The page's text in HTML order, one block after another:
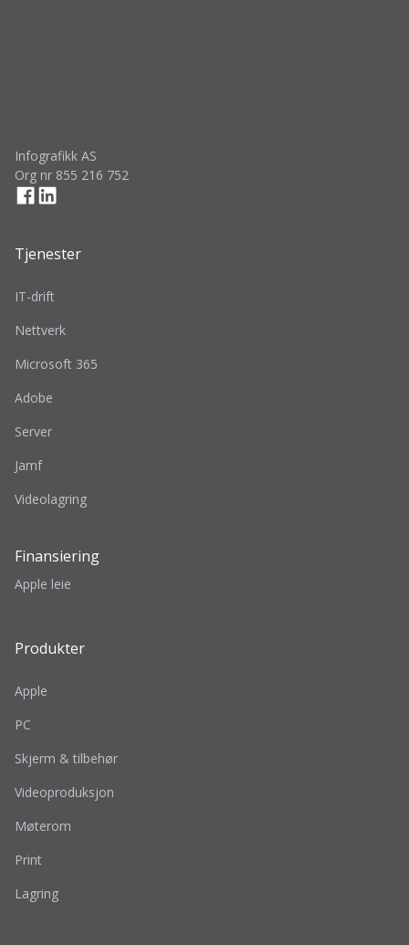
Infografikk AS
Org nr 855 216 752
Tjenester
IT-drift
Nettverk
Microsoft 365
Adobe
Server
Jamf
Videolagring
Finansiering
Apple leie
Produkter
Apple
PC
Skjerm & tilbehør
Videoproduksjon
Møterom
Print
Lagring